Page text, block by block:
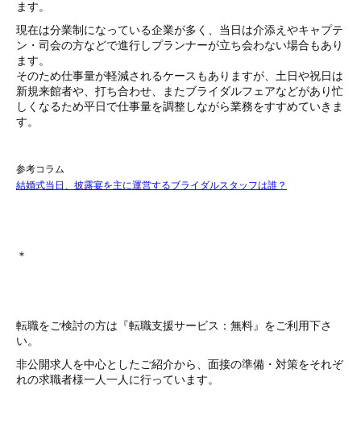
ます。
現在は分業制になっている企業が多く、当日は介添えやキャプテ
ン・司会の方などで進行しプランナーが立ち会わない場合もあり
ます。
そのため仕事量が軽減されるケースもありますが、土日や祝日は
新規来館者や、打ち合わせ、またブライダルフェアなどがあり忙
しくなるため平日で仕事量を調整しながら業務をすすめていきま
す。
参考コラム
結婚式当日、披露宴を主に運営するブライダルスタッフは誰？
＊
転職をご検討の方は『転職支援サービス：無料』をご利用下さ
い。
非公開求人を中心としたご紹介から、面接の準備・対策をそれぞ
れの求職者様一人一人に行っています。